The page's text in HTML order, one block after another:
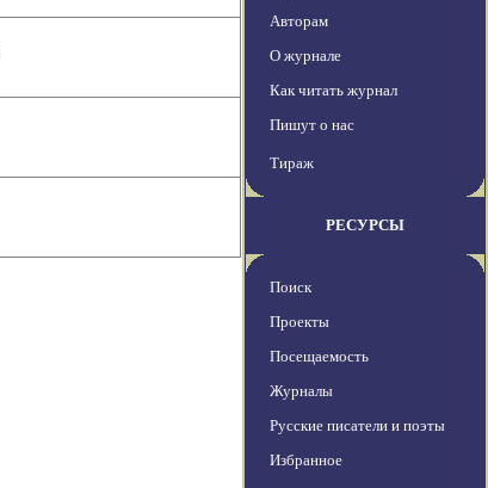
Авторам
О журнале
Как читать журнал
Пишут о нас
Тираж
РЕСУРСЫ
Поиск
Проекты
Посещаемость
Журналы
Русские писатели и поэты
Избранное